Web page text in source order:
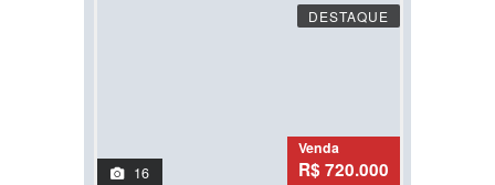
DESTAQUE
16
Venda
R$ 720.000